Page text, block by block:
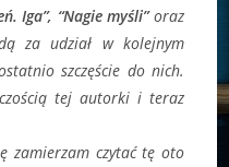
Iga”, “Nagie myśli”oraz
za udział w kolejnym
szczęście do nich.
tej autorki i teraz
zamierzam czytać tę oto